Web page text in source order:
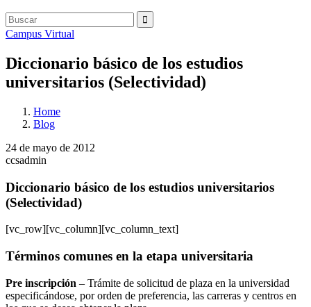
Campus Virtual
Diccionario básico de los estudios
universitarios (Selectividad)
Home
Blog
24 de mayo de 2012
ccsadmin
Diccionario básico de los estudios universitarios
(Selectividad)
[vc_row][vc_column][vc_column_text]
Términos comunes en la etapa universitaria
Pre inscripción – Trámite de solicitud de plaza en la universidad
especificándose, por orden de preferencia, las carreras y centros en